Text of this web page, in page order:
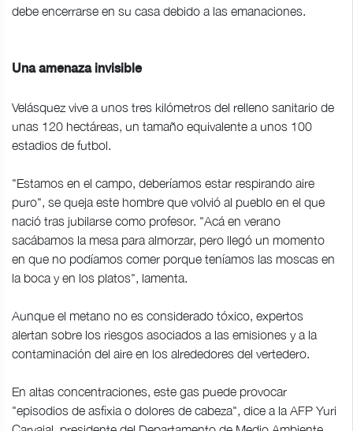
debe encerrarse en su casa debido a las emanaciones.
Una amenaza invisible
Velásquez vive a unos tres kilómetros del relleno sanitario de
unas 120 hectáreas, un tamaño equivalente a unos 100
estadios de futbol.
"Estamos en el campo, deberíamos estar respirando aire
puro", se queja este hombre que volvió al pueblo en el que
nació tras jubilarse como profesor. "Acá en verano
sacábamos la mesa para almorzar, pero llegó un momento
en que no podíamos comer porque teníamos las moscas en
la boca y en los platos", lamenta.
Aunque el metano no es considerado tóxico, expertos
alertan sobre los riesgos asociados a las emisiones y a la
contaminación del aire en los alrededores del vertedero.
En altas concentraciones, este gas puede provocar
"episodios de asfixia o dolores de cabeza", dice a la AFP Yuri